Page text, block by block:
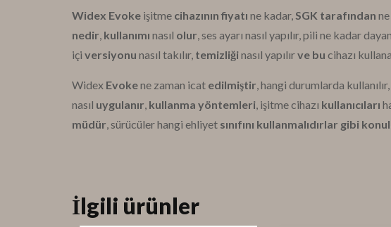
Widex Evoke işitme cihazının fiyatı ne kadar,SGK tarafından
nedir, kullanımı nasıl olur, ses ayarı nasıl yapılır, pili ne kadar
içi versiyonu nasıl takılır, temizliğinasıl yapılırve bu cihazı
Widex Evokene zaman icat edilmiştir, hangi durumlarda
nasıl uygulanır, kullanma yöntemleri, işitme cihazı kullanıcıları
müdür, sürücüler hangi ehliyet sınıfını kullanmalıdırlar gibi
İlgili ürünler